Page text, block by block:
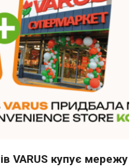
VARUS купує мережу